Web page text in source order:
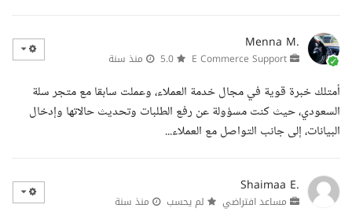
Menna M.
منذ سنة
أمتلك خبرة قوية في مجال خدمة العملاء، وعملت سابقا مع متجر سلة
السعودي، حيث كنت مسؤولة عن رفع الطلبات وتحديث حالاتها وإدخال
البيانات، إلى جانب التواصل مع العملاء...
Shaimaa E.
مساعد افتراضي لم يحسب منذ سنة